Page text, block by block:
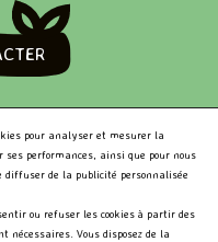
pour analyser et mesurer la
performances, ainsi que pour nous
diffuser de la publicité personnalisée
ou refuser les cookies à partir des
nécessaires. Vous disposez de la